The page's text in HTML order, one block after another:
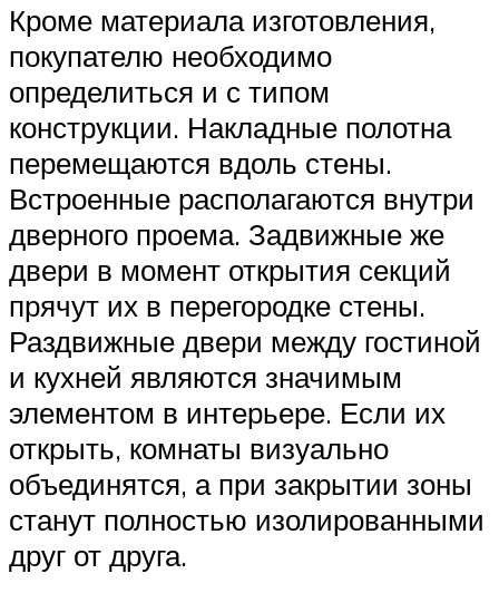
Кроме материала изготовления,
покупателю необходимо
определиться и с типом
конструкции. Накладные полотна
перемещаются вдоль стены.
Встроенные располагаются внутри
дверного проема. Задвижные же
двери в момент открытия секций
прячут их в перегородке стены.
Раздвижные двери между гостиной
и кухней являются значимым
элементом в интерьере. Если их
открыть, комнаты визуально
объединятся, а при закрытии зоны
станут полностью изолированными
друг от друга.